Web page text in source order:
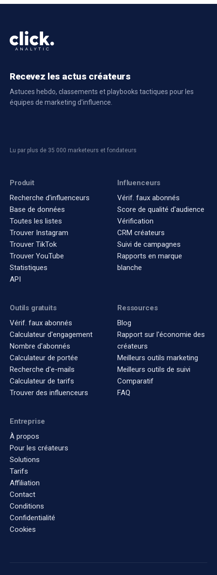
Recevez les actus créateurs
Astuces hebdo, classements et playbooks tactiques pour les
équipes de marketing d'influence.
Lu par plus de 35 000 marketeurs et fondateurs
Produit
Recherche d'influenceurs
Base de données
Toutes les listes
Trouver Instagram
Trouver TikTok
Trouver YouTube
Statistiques
API
Influenceurs
Vérif. faux abonnés
Score de qualité d'audience
Vérification
CRM créateurs
Suivi de campagnes
Rapports en marque
blanche
Outils gratuits
Vérif. faux abonnés
Calculateur d'engagement
Nombre d'abonnés
Calculateur de portée
Recherche d'e-mails
Calculateur de tarifs
Trouver des influenceurs
Ressources
Blog
Rapport sur l'économie des
créateurs
Meilleurs outils marketing
Meilleurs outils de suivi
Comparatif
FAQ
Entreprise
À propos
Pour les créateurs
Solutions
Tarifs
Affiliation
Contact
Conditions
Confidentialité
Cookies